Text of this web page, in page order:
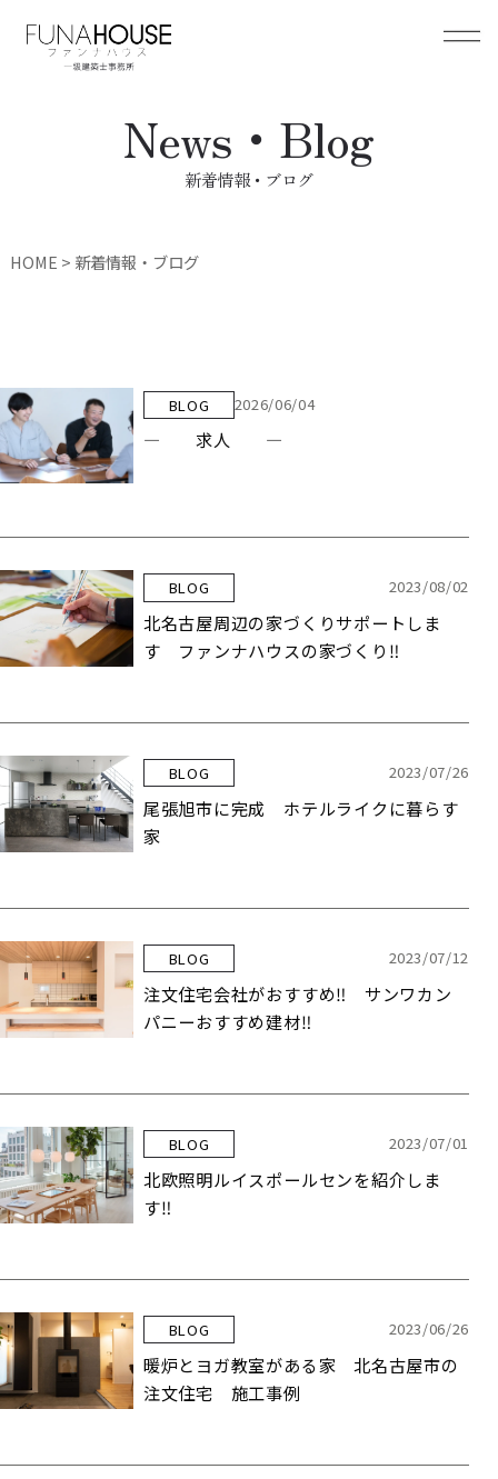
News・Blog
新着情報・ブログ
HOME > 新着情報・ブログ
BLOG 2026/06/04
— 求人 —
BLOG 2023/08/02
北名古屋周辺の家づくりサポートしま
す ファンナハウスの家づくり‼️
BLOG 2023/07/26
尾張旭市に完成 ホテルライクに暮らす
家
BLOG 2023/07/12
注文住宅会社がおすすめ‼️ サンワカン
パニーおすすめ建材‼️
BLOG 2023/07/01
北欧照明ルイスポールセンを紹介しま
す‼︎
BLOG 2023/06/26
暖炉とヨガ教室がある家 北名古屋市の
注文住宅 施工事例